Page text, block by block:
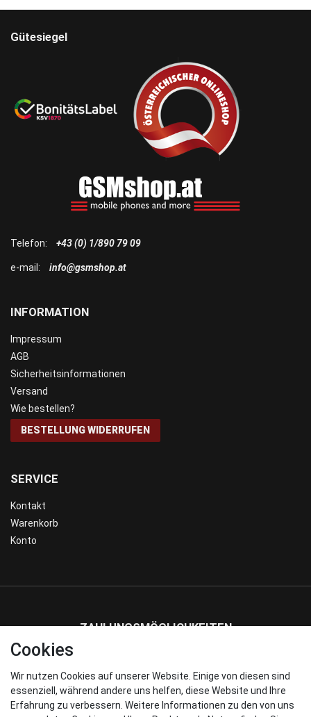
SERVICE
Kontakt
Warenkorb
Konto
INFORMATION
Impressum
AGB
Sicherheitsinformationen
Versand
Wie bestellen?
BESTELLUNG WIDERRUFEN
Telefon: +43 (0) 1/890 79 09
e-mail: info@gsmshop.at
Gütesiegel
ZAHLUNGSMÖGLICHKEITEN
WIR VERSENDEN MIT
Cookies
Wir nutzen Cookies auf unserer Website. Einige von diesen sind
essenziell, während andere uns helfen, diese Website und Ihre
Erfahrung zu verbessern. Weitere Informationen zu den von uns